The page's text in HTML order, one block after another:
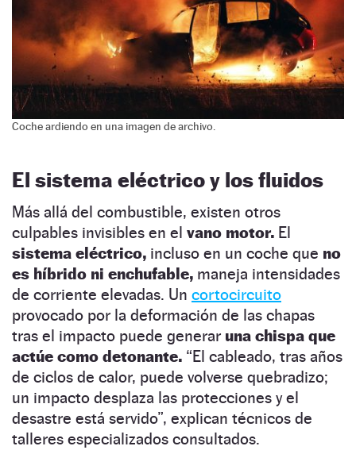
Coche ardiendo en una imagen de archivo.
El sistema eléctrico y los fluidos
Más allá del combustible, existen otros
culpables invisibles en el vano motor. El
sistema eléctrico, incluso en un coche que no
es híbrido ni enchufable, maneja intensidades
de corriente elevadas. Un cortocircuito
provocado por la deformación de las chapas
tras el impacto puede generar una chispa que
actúe como detonante. “El cableado, tras años
de ciclos de calor, puede volverse quebradizo;
un impacto desplaza las protecciones y el
desastre está servido”, explican técnicos de
talleres especializados consultados.